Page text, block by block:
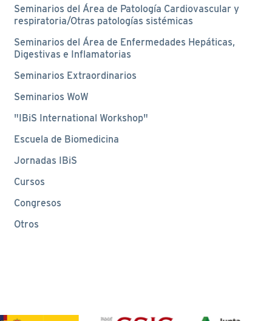
Seminarios del Área de Patología Cardiovascular y
respiratoria/Otras patologías sistémicas
Seminarios del Área de Enfermedades Hepáticas,
Digestivas e Inflamatorias
Seminarios Extraordinarios
Seminarios WoW
"IBiS International Workshop"
Escuela de Biomedicina
Jornadas IBiS
Cursos
Congresos
Otros